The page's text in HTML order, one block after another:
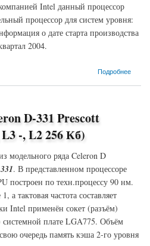
Intel данный процессор
процессор для систем уровня:
о дате старта производства
2004.
Подробнее
(2800MHz, S478, L3 -, L2 256 Кб)
D-331 Prescott
-, L2 256 Кб)
модельного ряда Celeron D
331. В представленном процессоре
построен по техн.процессу 90 нм.
а тактовая частота составляет
Intel применён сокет (разъём)
плате LGA775. Объём
очередь память кэша 2-го уровня